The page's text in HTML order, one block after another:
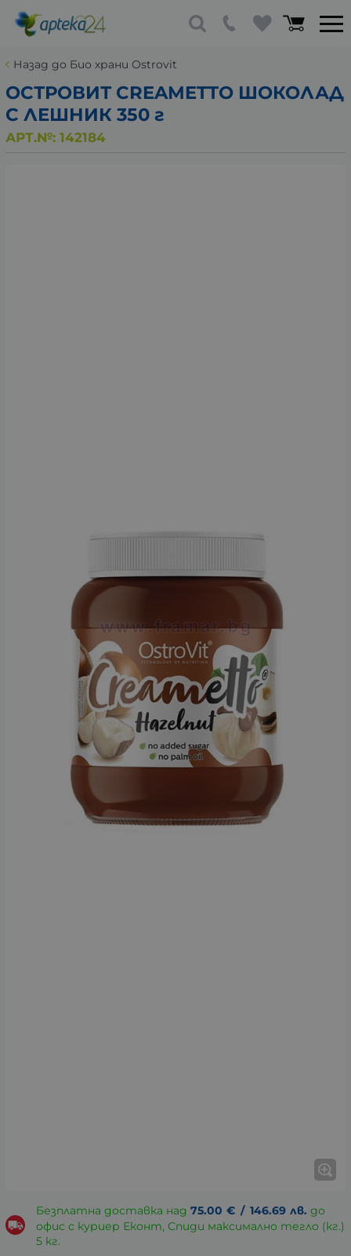
Назад до Био храни Ostrovit
ОСТРОВИТ CREAMETTO ШОКОЛАД
С ЛЕШНИК 350 г
АРТ.№: 142184
Безплатна доставка над 75.00 € / 146.69 лв. до
офис с куриер Еконт, Спиди максимално тегло (кг.)
5 кг.